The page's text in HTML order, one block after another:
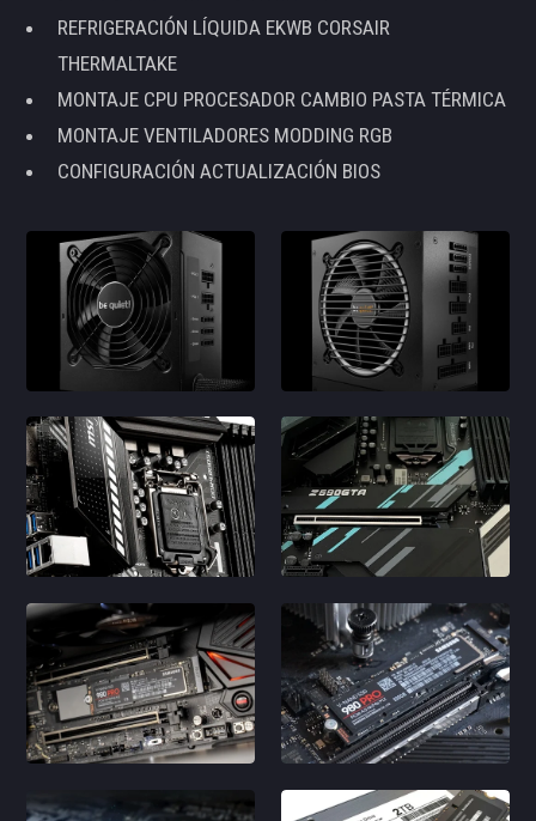
REFRIGERACIÓN LÍQUIDA EKWB CORSAIR
THERMALTAKE
MONTAJE CPU PROCESADOR CAMBIO PASTA TÉRMICA
MONTAJE VENTILADORES MODDING RGB
CONFIGURACIÓN ACTUALIZACIÓN BIOS